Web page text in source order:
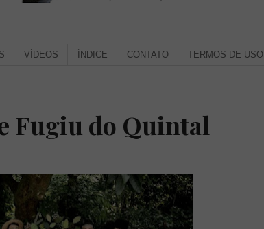
VÍDEOS ÍNDICE CONTATO TERMOS DE USO
Fugiu do Quintal